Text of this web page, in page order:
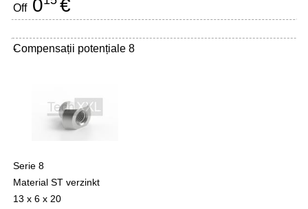
Off0 €
Compensații potențiale 8
-
Serie 8
Material ST verzinkt
13 x 6 x 20